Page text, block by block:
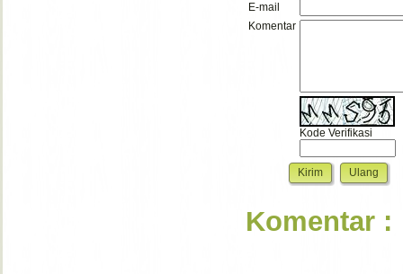
E-mail
Komentar
Kode Verifikasi
Komentar :